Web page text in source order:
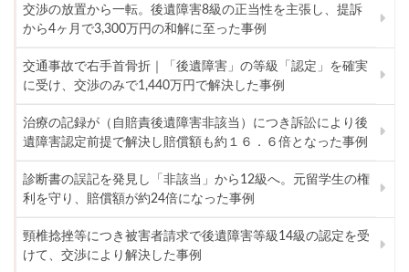
交渉の放置から一転。後遺障害8級の正当性を主張し、提訴
から4ヶ月で3,300万円の和解に至った事例
交通事故で右手首骨折｜「後遺障害」の等級「認定」を確実
に受け、交渉のみで1,440万円で解決した事例
治療の記録が（自賠責後遺障害非該当）につき訴訟により後
遺障害認定前提で解決し賠償額も約１６．６倍となった事例
診断書の誤記を発見し「非該当」から12級へ。元留学生の権
利を守り、賠償額が約24倍になった事例
頸椎捻挫等につき被害者請求で後遺障害等級14級の認定を受
けて、交渉により解決した事例